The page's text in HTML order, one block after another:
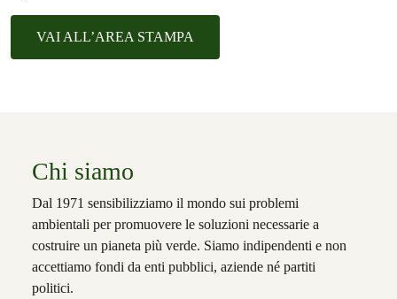
VAI ALL’AREA STAMPA
Chi siamo
Dal 1971 sensibilizziamo il mondo sui problemi
ambientali per promuovere le soluzioni necessarie a
costruire un pianeta più verde. Siamo indipendenti e non
accettiamo fondi da enti pubblici, aziende né partiti
politici.